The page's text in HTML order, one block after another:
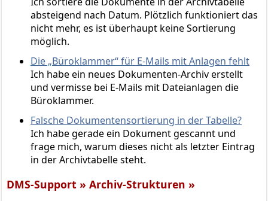
absteigend nach Datum. Plötzlich funktioniert das
nicht mehr, es ist überhaupt keine Sortierung
möglich.
Die „Büroklammer“ für E-Mails mit Anlagen fehlt
Ich habe ein neues Dokumenten-Archiv erstellt
und vermisse bei E-Mails mit Dateianlagen die
Büroklammer.
Falsche Dokumentensortierung in der Tabelle?
Ich habe gerade ein Dokument gescannt und
frage mich, warum dieses nicht als letzter Eintrag
in der Archivtabelle steht.
DMS-Support » Archiv-Strukturen »